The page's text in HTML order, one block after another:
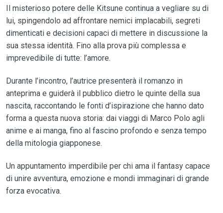
Il misterioso potere delle Kitsune continua a vegliare su di
lui, spingendolo ad affrontare nemici implacabili, segreti
dimenticati e decisioni capaci di mettere in discussione la
sua stessa identità. Fino alla prova più complessa e
imprevedibile di tutte: l’amore.
Durante l’incontro, l’autrice presenterà il romanzo in
anteprima e guiderà il pubblico dietro le quinte della sua
nascita, raccontando le fonti d’ispirazione che hanno dato
forma a questa nuova storia: dai viaggi di Marco Polo agli
anime e ai manga, fino al fascino profondo e senza tempo
della mitologia giapponese.
Un appuntamento imperdibile per chi ama il fantasy capace
di unire avventura, emozione e mondi immaginari di grande
forza evocativa.